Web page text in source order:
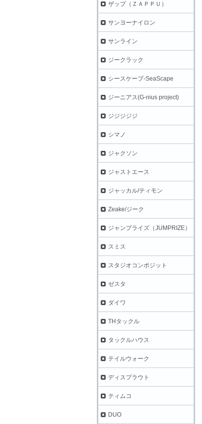
ザップ（ＺＡＰＰＵ）
サンヨーナイロン
サンライン
ジークラック
シースケープ-SeaScape
ジーニアス(G-nius project)
ジジジジジ
シマノ
ジャクソン
ジャストエース
ジャッカル/ティモン
Zeake/ジーク
ジャンプライズ（JUMPRIZE）
スミス
スタジオコンポジット
ゼスタ
ダイワ
THタックル
タックルハウス
テイルウォーク
ディスプラウト
ティムコ
DUO